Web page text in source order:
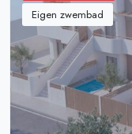
Eigen zwembad